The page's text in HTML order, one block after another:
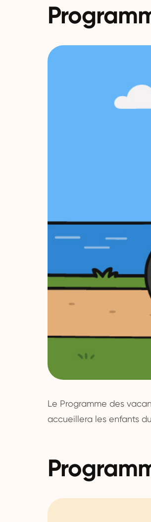
Le Programme des
accueillera les enfants